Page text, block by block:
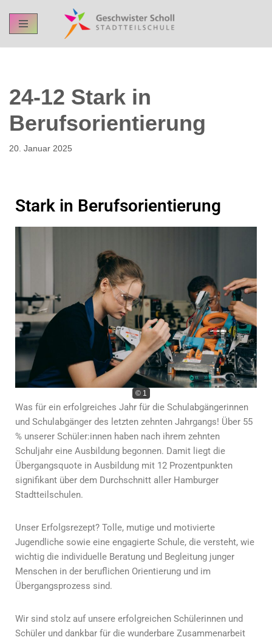
Skip
to
24-12 Stark in
Berufsorientierung
20. Januar 2025
Stark in Berufsorientierung
© 1
Was für ein erfolgreiches Jahr für die Schulabgängerinnen
und Schulabgänger des letzten zehnten Jahrgangs! Über 55
% unserer Schüler:innen haben nach ihrem zehnten
Schuljahr eine Ausbildung begonnen. Damit liegt die
Übergangsquote in Ausbildung mit 12 Prozentpunkten
signifikant über dem Durchschnitt aller Hamburger
Stadtteilschulen.
Unser Erfolgsrezept? Tolle, mutige und motivierte
Jugendliche sowie eine engagierte Schule, die versteht, wie
wichtig die individuelle Beratung und Begleitung junger
Menschen in der beruflichen Orientierung und im
Übergangsprozess sind.
Wir sind stolz auf unsere erfolgreichen Schülerinnen und
Schüler und dankbar für die wunderbare Zusammenarbeit